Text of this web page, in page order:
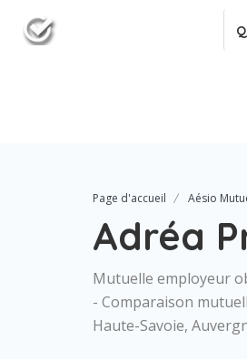
Page d'accueil Aésio
Adréa
Mutuelle employeur
- Comparaison
Haute-Savoie,